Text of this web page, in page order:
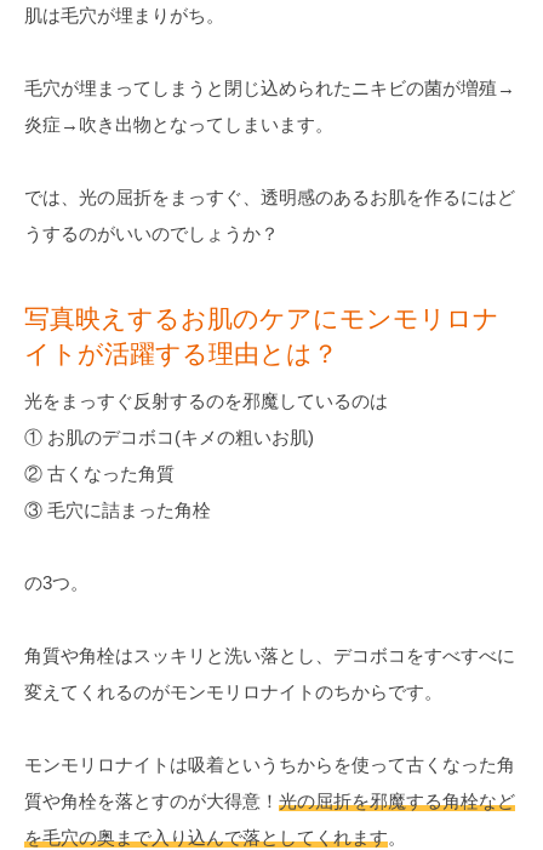
肌は毛穴が埋まりがち。
毛穴が埋まってしまうと閉じ込められたニキビの菌が増殖→
炎症→吹き出物となってしまいます。
では、光の屈折をまっすぐ、透明感のあるお肌を作るにはど
うするのがいいのでしょうか？
写真映えするお肌のケアにモンモリロナ
イトが活躍する理由とは？
光をまっすぐ反射するのを邪魔しているのは
① お肌のデコボコ(キメの粗いお肌)
② 古くなった角質
③ 毛穴に詰まった角栓
の3つ。
角質や角栓はスッキリと洗い落とし、デコボコをすべすべに
変えてくれるのがモンモリロナイトのちからです。
モンモリロナイトは吸着というちからを使って古くなった角
質や角栓を落とすのが大得意！ 光の屈折を邪魔する角栓など
を毛穴の奥まで入り込んで落としてくれます。